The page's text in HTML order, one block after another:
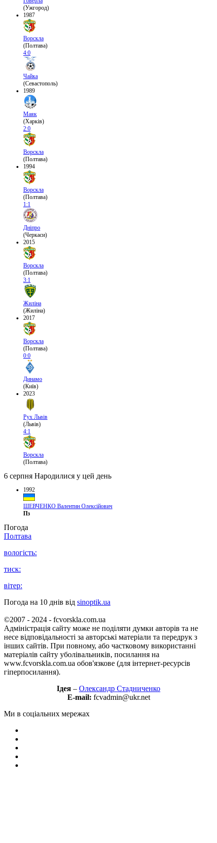
(Ужгород)
1987
Ворскла
(Полтава)
4:0
Чайка
(Севастополь)
1989
Маяк
(Харків)
2:0
Ворскла
(Полтава)
1994
Ворскла
(Полтава)
1:1
Дніпро
(Черкаси)
2015
Ворскла
(Полтава)
3:1
Жиліна
(Жиліна)
2017
Ворскла
(Полтава)
0:0
Динамо
(Київ)
2023
Рух Львів
(Львів)
4:1
Ворскла
(Полтава)
6 серпня Народилися у цей день
1992
ШЕВЧЕНКО Валентин Олексійович
Пз
Погода
Полтава
вологість:
тиск:
вітер:
Погода на 10 днів від sinoptik.ua
©2007 - 2024 - fcvorskla.com.ua
Адміністрація сайту може не поділяти думки авторів та не
несе відповідальності за авторські матеріали та передрук з
інших сайтів. При повному, або частковому використанні
матеріалів сайту уболівальників, посилання на
www.fcvorskla.com.ua обов'язкове (для інтернет-ресурсів
гіперпосилання).
Ідея – Олександр Стадниченко
E-mail: fcvadmin@ukr.net
Ми в соціальних мережах